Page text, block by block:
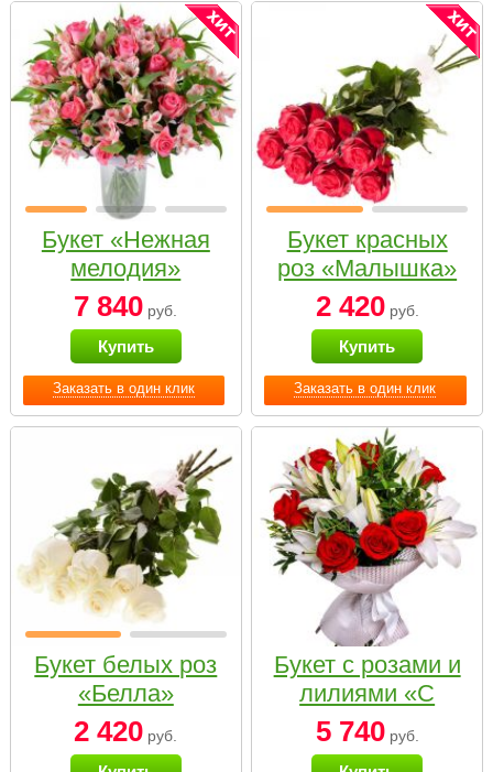
Заказать в один клик
Букет «Нежная
мелодия»
7 840 руб.
Купить
Заказать в один клик
Букет красных
роз «Малышка»
2 420руб.
Купить
Букет белых роз
«Белла»
2 420 руб.
Букет с розами и
лилиями «С
наилучшими
пожеланиями»
5 740руб.